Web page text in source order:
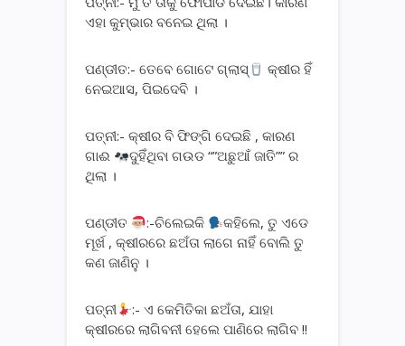
ଏହା କୁମ୍ଭାର ବନେଇ ଥିଲା ।
ପଣ୍ଡୀତ:- ତେବେ ଗୋଟେ ଗ୍ଲାସ୍
କ୍ଷୀର ହିଁ
ନେଇଆସ, ପିଇଦେବି ।
ପତ୍ନୀ:- କ୍ଷୀର ବି ଫିଙ୍ଗି ଦେଇଛି , କାରଣ
ଗାଈ
ଦୁହିଁଥିବା ଗଉଡ “”ଅଛୁଆଁ ଜାତି”” ର
ଥିଲା ।
ପଣ୍ଡୀତ :-ଚିଲେଇକି
କହିଲେ, ତୁ ଏଡେ
ମୂର୍ଖ , କ୍ଷୀରରେ ଛଅଁତା ଲାଗେ ନାହିଁ ବୋଲି ତୁ
କଣ ଜାଣିନୁ ।
ପତ୍ନୀ
:- ଏ କେମିତିକା ଛଅଁତା, ଯାହା
କ୍ଷୀରରେ ଲାଗିବନୀ ହେଲେ ପାଣିରେ ଲାଗିବ !!